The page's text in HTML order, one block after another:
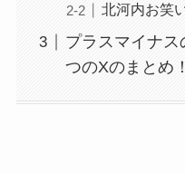
北河内お笑
プラスマイナ
つのXのまとめ！